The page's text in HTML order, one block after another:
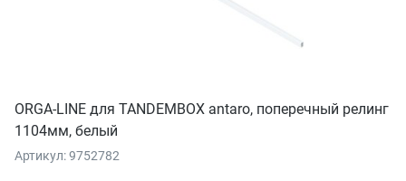
ORGA-LINE для TANDEMBOX antaro, поперечный релинг
1104мм, белый
Артикул: 9752782